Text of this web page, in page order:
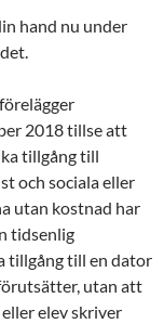
hand nu under
2018 tillse att
tillgång till
och sociala eller
utan kostnad har
tidsenlig
tillgång till en dator
utan att
elev skriver